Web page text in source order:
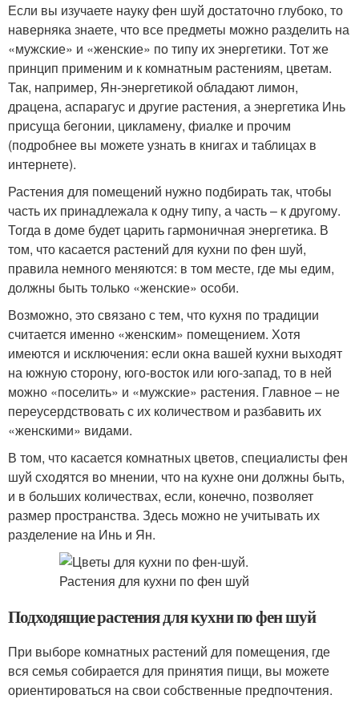
Если вы изучаете науку фен шуй достаточно глубоко, то
наверняка знаете, что все предметы можно разделить на
«мужские» и «женские» по типу их энергетики. Тот же
принцип применим и к комнатным растениям, цветам.
Так, например, Ян-энергетикой обладают лимон,
драцена, аспарагус и другие растения, а энергетика Инь
присуща бегонии, цикламену, фиалке и прочим
(подробнее вы можете узнать в книгах и таблицах в
интернете).
Растения для помещений нужно подбирать так, чтобы
часть их принадлежала к одну типу, а часть – к другому.
Тогда в доме будет царить гармоничная энергетика. В
том, что касается растений для кухни по фен шуй,
правила немного меняются: в том месте, где мы едим,
должны быть только «женские» особи.
Возможно, это связано с тем, что кухня по традиции
считается именно «женским» помещением. Хотя
имеются и исключения: если окна вашей кухни выходят
на южную сторону, юго-восток или юго-запад, то в ней
можно «поселить» и «мужские» растения. Главное – не
переусердствовать с их количеством и разбавить их
«женскими» видами.
В том, что касается комнатных цветов, специалисты фен
шуй сходятся во мнении, что на кухне они должны быть,
и в больших количествах, если, конечно, позволяет
размер пространства. Здесь можно не учитывать их
разделение на Инь и Ян.
Подходящие растения для кухни по фен шуй
При выборе комнатных растений для помещения, где
вся семья собирается для принятия пищи, вы можете
ориентироваться на свои собственные предпочтения.